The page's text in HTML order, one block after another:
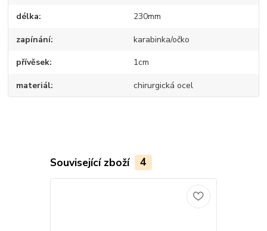
délka 230mm
zapínání karabinka/očko
přívěsek 1cm
materiál chirurgická ocel
Související zboží 4